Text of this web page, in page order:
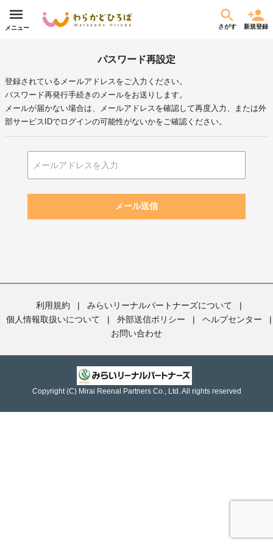
メニュー さがす 新規登録
パスワード再設定
登録されているメールアドレスをご入力ください。
パスワード再発行手続きのメールをお送りします。
メールが届かない場合は、メールアドレスを確認して再度入力、または外
部サービスIDでログインの可能性がないかをご確認ください。
メール送信
利用規約 | みらいリーナルパートナーズについて
|
個人情報取扱いについて
| 外部送信ポリシー | ヘルプセンター
|
お問い合わせ
Copyright (C) Mirai Reenal Partners Co., Ltd. All rights reserved